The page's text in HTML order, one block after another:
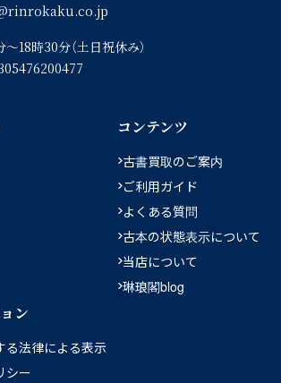
rinrokaku.co.jp
18時30分（土日祝休み）
コンテンツ
古書買取のご案内
ご利用ガイド
よくある質問
古本の状態表示について
当店について
琳琅閣blog
ン
る法律による表示
シー